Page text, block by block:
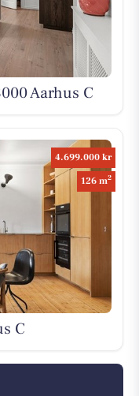
Aarhus C
4.699.000 kr
126 m2
C